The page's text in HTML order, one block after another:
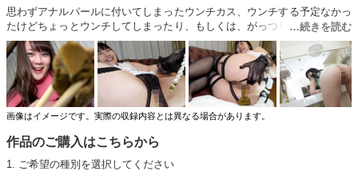
思わずアナルパールに付いてしまったウンチカス、ウンチする予定なかっ
たけどちょっとウンチしてしまったり、もしくは、がっつりウンチしてそ
のウンチを食べたりなど、様々なウンチに関するシチュエーションの特集
です！
画像はイメージです。実際の収録内容とは異なる場合があります。
作品のご購入はこちらから
1. ご希望の種別を選択してください